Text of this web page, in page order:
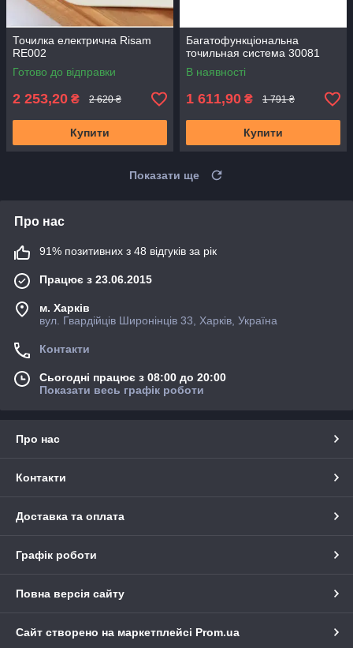
Точилка електрична Risam
RE002
Готово до відправки
2 253,20 ₴ 2 620 ₴
Купити
Багатофункціональна
точильная система 30081
В наявності
1 611,90 ₴ 1 791 ₴
Купити
Показати ще
Про нас
91% позитивних з 48 відгуків за рік
Працює з 23.06.2015
м. Харків
вул. Гвардійців Широнінців 33, Харків, Україна
Контакти
Сьогодні працює з 08:00 до 20:00
Показати весь графік роботи
Про нас
Контакти
Доставка та оплата
Графік роботи
Повна версія сайту
Сайт створено на маркетплейсі Prom.ua